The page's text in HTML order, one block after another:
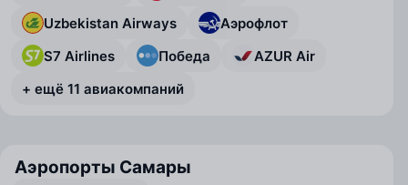
Uzbekistan Airways
Аэрофлот
S7 Airlines
Победа
AZUR Air
+ ещё 11 авиакомпаний
Аэропорты Самары